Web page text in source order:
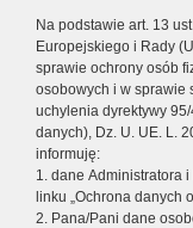
Na podstawie art. 13
Europejskiego i Rady
sprawie ochrony osób
osobowych i w sprawie
uchylenia dyrektywy
danych), Dz. U. UE. L.
informuję:
1. dane Administratora
linku „Ochrona danych
2. Pana/Pani dane